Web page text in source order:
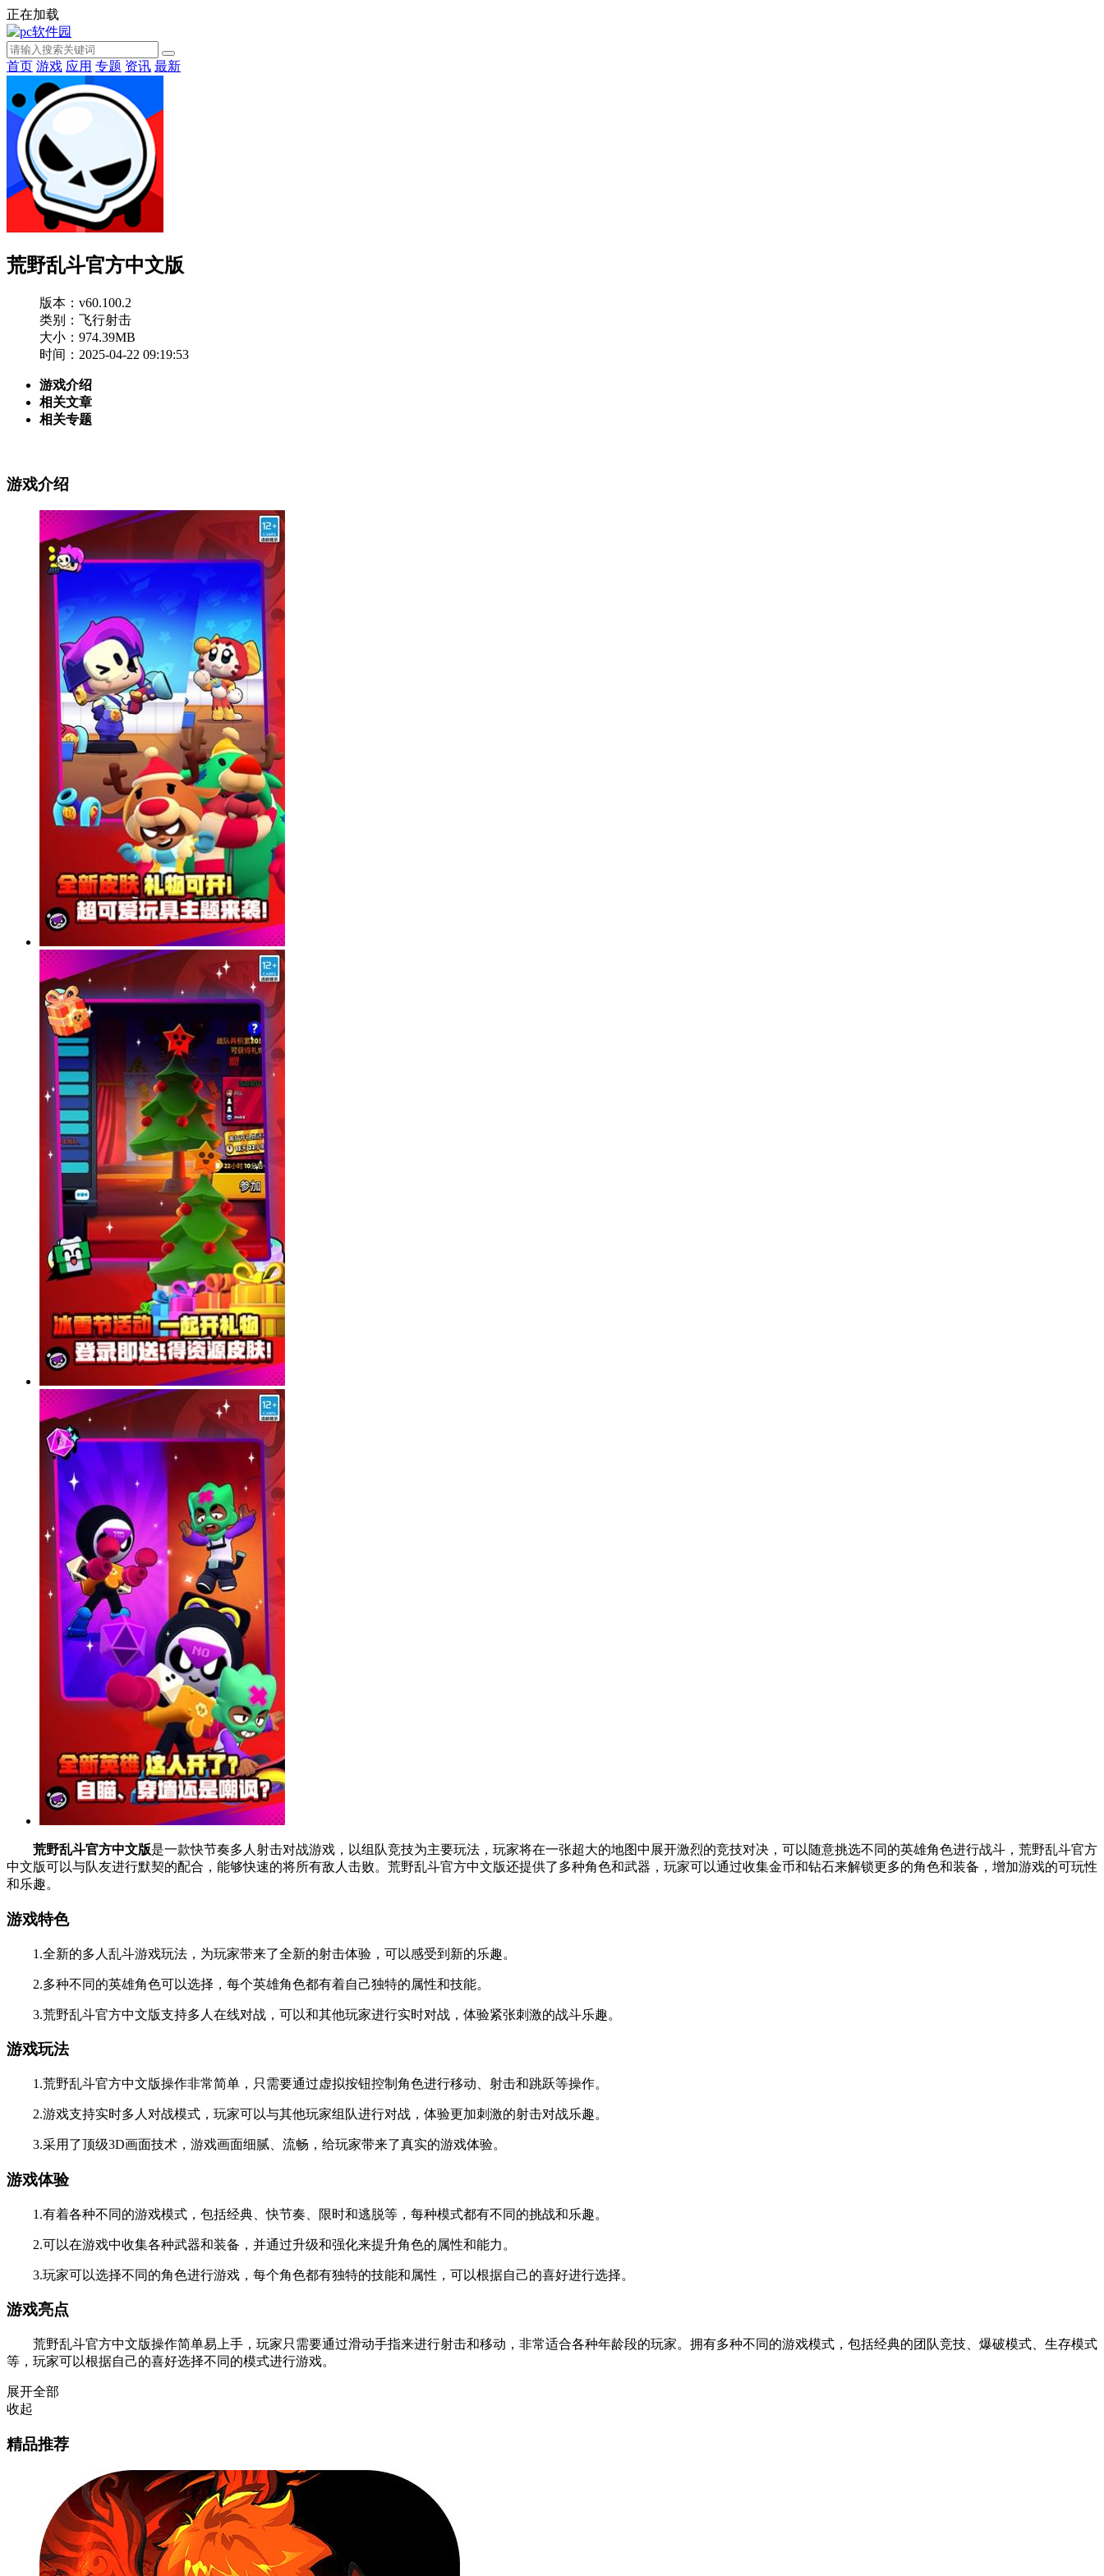
正在加载
首页 游戏 应用 专题 资讯 最新
荒野乱斗官方中文版
版本：v60.100.2
类别：飞行射击
大小：974.39MB
时间：2025-04-22 09:19:53
游戏介绍
相关文章
相关专题
游戏介绍
荒野乱斗官方中文版是一款快节奏多人射击对战游戏，以组队竞技为主要玩法，玩家将在一张超大的地图中展开激烈的竞技对决，可以随意挑选不同的英雄角色进行战斗，荒野乱斗官方
中文版可以与队友进行默契的配合，能够快速的将所有敌人击败。荒野乱斗官方中文版还提供了多种角色和武器，玩家可以通过收集金币和钻石来解锁更多的角色和装备，增加游戏的可玩性
和乐趣。
游戏特色
1.全新的多人乱斗游戏玩法，为玩家带来了全新的射击体验，可以感受到新的乐趣。
2.多种不同的英雄角色可以选择，每个英雄角色都有着自己独特的属性和技能。
3.荒野乱斗官方中文版支持多人在线对战，可以和其他玩家进行实时对战，体验紧张刺激的战斗乐趣。
游戏玩法
1.荒野乱斗官方中文版操作非常简单，只需要通过虚拟按钮控制角色进行移动、射击和跳跃等操作。
2.游戏支持实时多人对战模式，玩家可以与其他玩家组队进行对战，体验更加刺激的射击对战乐趣。
3.采用了顶级3D画面技术，游戏画面细腻、流畅，给玩家带来了真实的游戏体验。
游戏体验
1.有着各种不同的游戏模式，包括经典、快节奏、限时和逃脱等，每种模式都有不同的挑战和乐趣。
2.可以在游戏中收集各种武器和装备，并通过升级和强化来提升角色的属性和能力。
3.玩家可以选择不同的角色进行游戏，每个角色都有独特的技能和属性，可以根据自己的喜好进行选择。
游戏亮点
荒野乱斗官方中文版操作简单易上手，玩家只需要通过滑动手指来进行射击和移动，非常适合各种年龄段的玩家。拥有多种不同的游戏模式，包括经典的团队竞技、爆破模式、生存模式
等，玩家可以根据自己的喜好选择不同的模式进行游戏。
展开全部
收起
精品推荐